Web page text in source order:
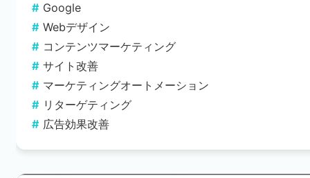
Google
Webデザイン
コンテンツマーケティング
サイト改善
マーケティングオートメーション
リターゲティング
広告効果改善